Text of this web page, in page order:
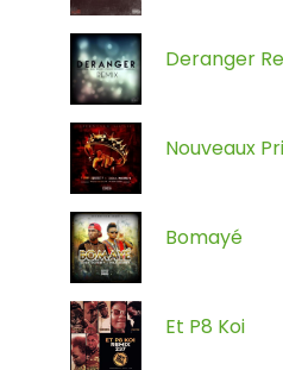
Deranger
Nouveaux
Bomayé
Et P8 Koi